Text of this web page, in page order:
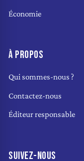
Économie
À PROPOS
Qui sommes-nous ?
Contactez-nous
Éditeur responsable
SUIVEZ-NOUS